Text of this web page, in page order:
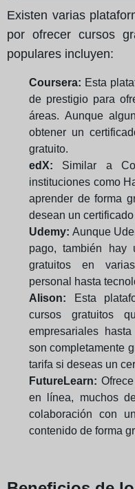
Existen varias
por ofrecer cursos
populares incluyen:
Coursera: Esta
de prestigio para
áreas. Aunque
obtener un
gratuito.
edX: Similar a
instituciones como
aprender de forma
desean un
Udemy: Aunque
pago, también hay
gratuitos en
personal hasta
Alison: Esta
cursos gratuitos
empresariales
son completamente
tarifa si deseas un
FutureLearn:
en línea, muchos
colaboración con
contenido de forma